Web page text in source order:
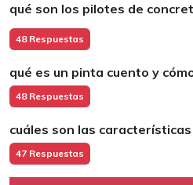
qué son los pilotes de
48 Respuestas
qué es un pinta cuento y
48 Respuestas
cuáles son las
47 Respuestas